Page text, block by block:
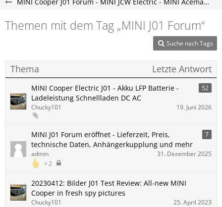
Themen mit dem Tag „MINI J01 Forum“
Suche nach Tags
Thema Letzte Antwort
MINI Cooper Electric J01 - Akku LFP Batterie -
Ladeleistung Schnellladen DC AC
52
Chucky101 19. Juni 2026
MINI J01 Forum eröffnet - Lieferzeit, Preis,
technische Daten, Anhängerkupplung und mehr
7
2
admin 31. Dezember 2025
20230412: Bilder J01 Test Review: All-new MINI
Cooper in fresh spy pictures
Chucky101 25. April 2023